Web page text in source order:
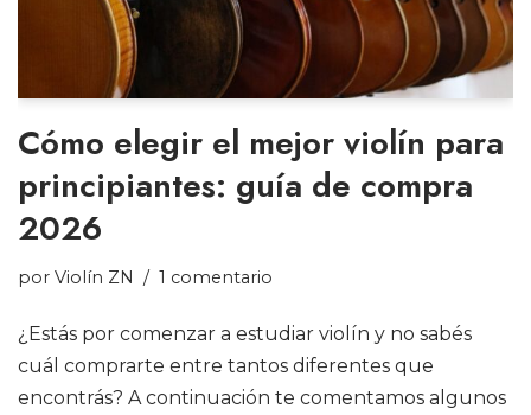
Cómo elegir el mejor violín para
principiantes: guía de compra
2026
por Violín ZN 1 comentario
¿Estás por comenzar a estudiar violín y no sabés
cuál comprarte entre tantos diferentes que
encontrás? A continuación te comentamos algunos